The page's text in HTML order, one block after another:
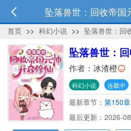
坠落兽世：回收帝国
首页 >> 科幻小说 >> 坠落兽世：回
坠落兽世：
作者： 冰渣橙
科幻小说 连载中
最新章节： 第150章
最后更新：2026-